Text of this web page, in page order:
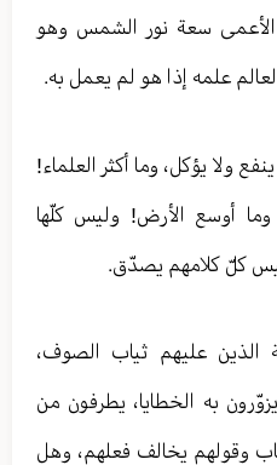
سعة نور الشمس وهو
علمه إذا هو لم يعمل به.
ولا يؤكل، وما أكثر العلماء!
أوسع الأرض! وليس كلّها
كلّ كلامهم يصدّق.
الذين عليهم ثياب الصوف،
به الخطايا، يطرفون من
وقولهم يخالف فعلهم، وهل